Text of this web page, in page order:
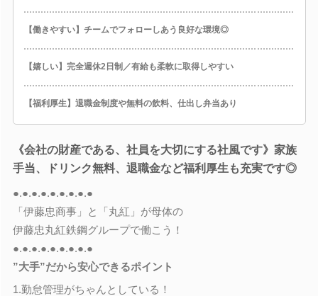
【働きやすい】チームでフォローしあう良好な環境◎
【嬉しい】完全週休2日制／有給も柔軟に取得しやすい
【福利厚生】退職金制度や無料の飲料、仕出し弁当あり
《会社の財産である、社員を大切にする社風です》家族
手当、ドリンク無料、退職金など福利厚生も充実です◎
●.●.●.●.●.●.●.●.●
「伊藤忠商事」と「丸紅」が母体の
伊藤忠丸紅鉄鋼グループで働こう！
●.●.●.●.●.●.●.●.●
”大手”だから安心できるポイント
1.勤怠管理がちゃんとしている！